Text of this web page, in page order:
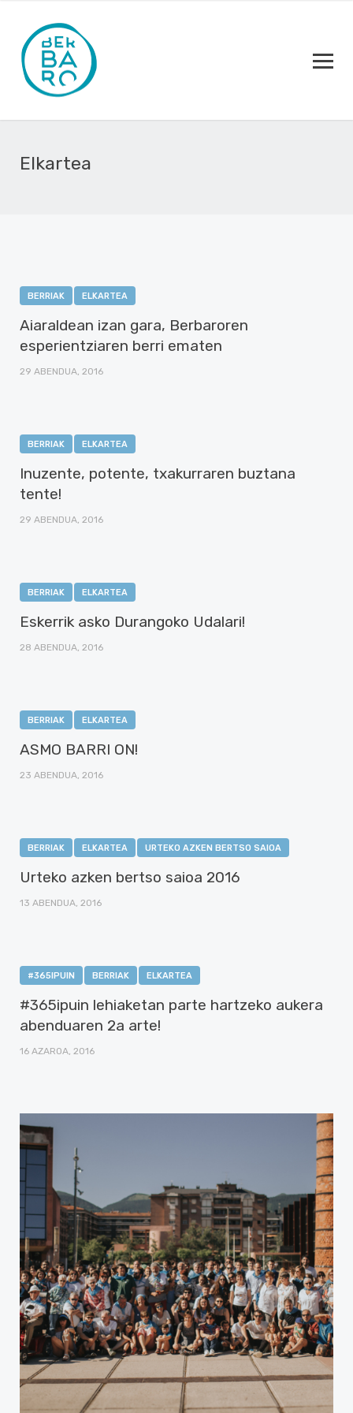
Elkartea
BERRIAK ELKARTEA
Aiaraldean izan gara, Berbaroren
esperientziaren berri ematen
29 ABENDUA, 2016
BERRIAK ELKARTEA
Inuzente, potente, txakurraren buztana
tente!
29 ABENDUA, 2016
BERRIAK ELKARTEA
Eskerrik asko Durangoko Udalari!
28 ABENDUA, 2016
BERRIAK ELKARTEA
ASMO BARRI ON!
23 ABENDUA, 2016
BERRIAK ELKARTEA URTEKO AZKEN BERTSO SAIOA
Urteko azken bertso saioa 2016
13 ABENDUA, 2016
#365IPUIN BERRIAK ELKARTEA
#365ipuin lehiaketan parte hartzeko aukera
abenduaren 2a arte!
16 AZAROA, 2016